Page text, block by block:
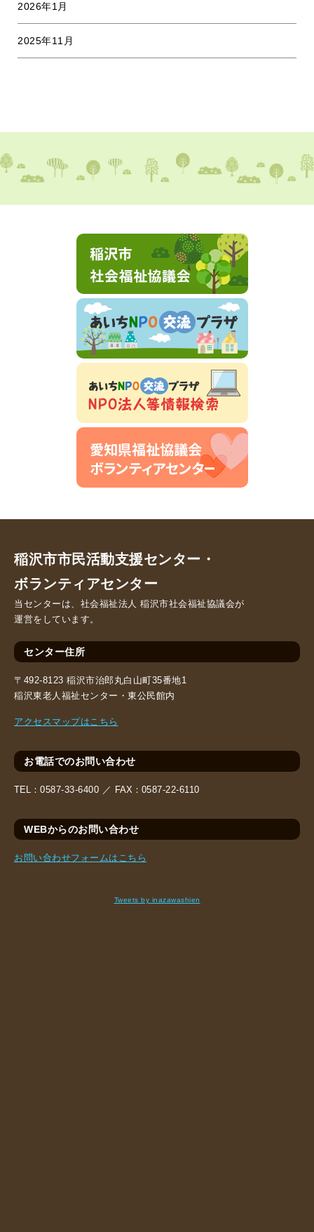
2026年1月
2025年11月
稲沢市市民活動支援センター・
ボランティアセンター
当センターは、社会福祉法人 稲沢市社会福祉協議会が
運営をしています。
センター住所
〒492-8123 稲沢市治郎丸白山町35番地1
稲沢東老人福祉センター・東公民館内
アクセスマップはこちら
お電話でのお問い合わせ
TEL： 0587-33-6400 ／ FAX： 0587-22-6110
WEBからのお問い合わせ
お問い合わせフォームはこちら
Tweets by inazawashien